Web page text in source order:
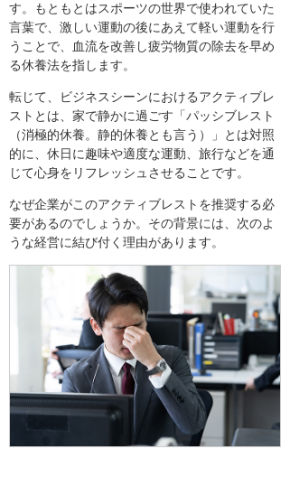
す。もともとはスポーツの世界で使われていた
言葉で、激しい運動の後にあえて軽い運動を行
うことで、血流を改善し疲労物質の除去を早め
る休養法を指します。
転じて、ビジネスシーンにおけるアクティブレ
ストとは、家で静かに過ごす「パッシブレスト
（消極的休養。静的休養とも言う）」とは対照
的に、休日に趣味や適度な運動、旅行などを通
じて心身をリフレッシュさせることです。
なぜ企業がこのアクティブレストを推奨する必
要があるのでしょうか。その背景には、次のよ
うな経営に結び付く理由があります。